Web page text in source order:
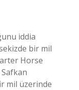
iddia
bir mil
Horse
mil üzerinde